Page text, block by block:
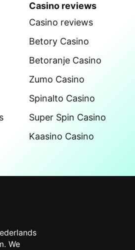
Casino reviews
Casino reviews
Betory Casino
Betoranje Casino
Zumo Casino
Spinalto Casino
Super Spin Casino
Kaasino Casino
We